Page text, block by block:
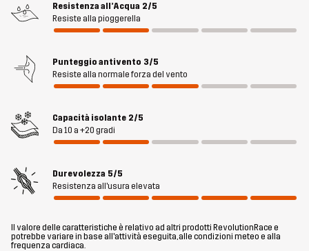
Materiale 3 100% Poliestere
Fodera 100% Poliestere
Peso 110g
LAVORO E GIARDINAGGIO
articolo
Resistenza all’Acqua 2/5
Resiste alla pioggerella
Punteggio antivento 3/5
Resiste alla normale forza del vento
Capacità isolante 2/5
Da 10 a +20 gradi
Durevolezza 5/5
Resistenza all'usura elevata
Il valore delle caratteristiche è relativo ad altri prodotti RevolutionRace e
potrebbe variare in base all'attività eseguita, alle condizioni meteo e alla
frequenza cardiaca.